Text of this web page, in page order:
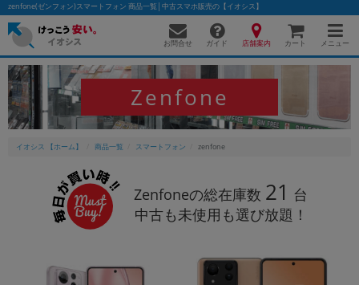
zenfone(ゼンフォン)スマートフォン 商品一覧│中古スマホ販売の【イオシス】
お問合せ ガイド 店舗案内 カート メニュー
Zenfone
イオシス 【ホーム】 商品一覧 スマートフォン zenfone
Zenfoneの総在庫数 21 台
中古も未使用も選び放題！
かんたんパソコン検索に切り替える
フリーワード
除外ワード
カテゴリー